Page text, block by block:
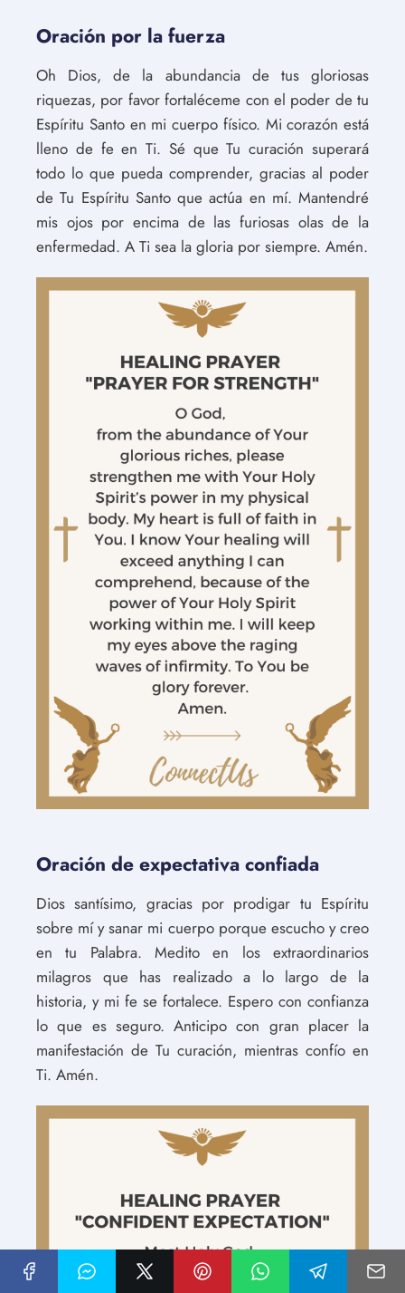
Oración por la fuerza
Oh Dios, de la abundancia de tus gloriosas
riquezas, por favor fortaléceme con el poder de tu
Espíritu Santo en mi cuerpo físico. Mi corazón está
lleno de fe en Ti. Sé que Tu curación superará
todo lo que pueda comprender, gracias al poder
de Tu Espíritu Santo que actúa en mí. Mantendré
mis ojos por encima de las furiosas olas de la
enfermedad. A Ti sea la gloria por siempre. Amén.
Oración de expectativa confiada
Dios santísimo, gracias por prodigar tu Espíritu
sobre mí y sanar mi cuerpo porque escucho y creo
en tu Palabra. Medito en los extraordinarios
milagros que has realizado a lo largo de la
historia, y mi fe se fortalece. Espero con confianza
lo que es seguro. Anticipo con gran placer la
manifestación de Tu curación, mientras confío en
Ti. Amén.